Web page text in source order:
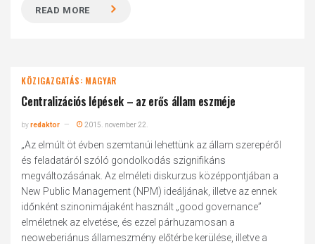
READ MORE
KÖZIGAZGATÁS: MAGYAR
Centralizációs lépések – az erős állam eszméje
byredaktor 2015. november 22.
„Az elmúlt öt évben szemtanúi lehettünk az állam szerepéről
és feladatáról szóló gondolkodás szignifikáns
megváltozásának. Az elméleti diskurzus középpontjában a
New Public Management (NPM) ideáljának, illetve az ennek
időnként szinonimájaként használt „good governance”
elméletnek az elvetése, és ezzel párhuzamosan a
neoweberiánus állameszmény előtérbe kerülése, illetve a